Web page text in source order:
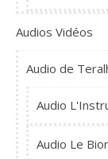
Audios Vidéos
Audio de
Audio
Audio Le